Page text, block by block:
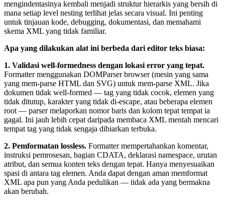
mengindentasinya kembali menjadi struktur hierarkis yang bersih di
mana setiap level nesting terlihat jelas secara visual. Ini penting
untuk tinjauan kode, debugging, dokumentasi, dan memahami
skema XML yang tidak familiar.
Apa yang dilakukan alat ini berbeda dari editor teks biasa:
1. Validasi well-formedness dengan lokasi error yang tepat.
Formatter menggunakan DOMParser browser (mesin yang sama
yang mem-parse HTML dan SVG) untuk mem-parse XML. Jika
dokumen tidak well-formed — tag yang tidak cocok, elemen yang
tidak ditutup, karakter yang tidak di-escape, atau beberapa elemen
root — parser melaporkan nomor baris dan kolom tepat tempat ia
gagal. Ini jauh lebih cepat daripada membaca XML mentah mencari
tempat tag yang tidak sengaja dibiarkan terbuka.
2. Pemformatan lossless. Formatter mempertahankan komentar,
instruksi pemrosesan, bagian CDATA, deklarasi namespace, urutan
atribut, dan semua konten teks dengan tepat. Hanya menyesuaikan
spasi di antara tag elemen. Anda dapat dengan aman memformat
XML apa pun yang Anda pedulikan — tidak ada yang bermakna
akan berubah.